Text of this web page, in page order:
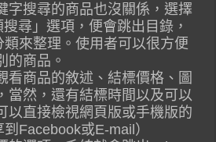
字搜尋的商品也沒關係，選擇
尋」選項，便會跳出目錄，
來整理。使用者可以很方便
的商品。
看商品的敘述、結標價格、圖
當然，還有結標時間以及可以
以直接檢視網頁版或手機版的
Facebook或E-mail）